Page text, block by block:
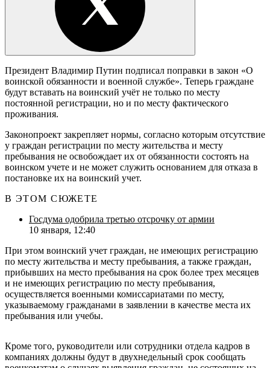
Президент Владимир Путин подписал поправки в закон «О
воинской обязанности и военной службе». Теперь граждане
будут вставать на воинский учёт не только по месту
постоянной регистрации, но и по месту фактического
проживания.
Законопроект закрепляет нормы, согласно которым отсутствие
у граждан регистрации по месту жительства и месту
пребывания не освобождает их от обязанности состоять на
воинском учете и не может служить основанием для отказа в
постановке их на воинский учет.
В ЭТОМ СЮЖЕТЕ
Госдума одобрила третью отсрочку от армии
10 января, 12:40
При этом воинский учет граждан, не имеющих регистрацию
по месту жительства и месту пребывания, а также граждан,
прибывших на место пребывания на срок более трех месяцев
и не имеющих регистрацию по месту пребывания,
осуществляется военными комиссариатами по месту,
указываемому гражданами в заявлении в качестве места их
пребывания или учебы.
Кроме того, руководители или сотрудники отдела кадров в
компаниях должны будут в двухнедельный срок сообщать